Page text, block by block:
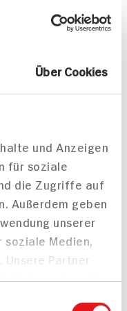
Über Cookies
und Anzeigen
für soziale
die Zugriffe auf
Außerdem geben
unserer
Medien,
Unsere Partner
mit